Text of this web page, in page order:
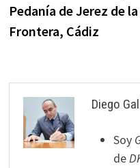
Pedanía de Jerez de la
Frontera, Cádiz
Diego
Soy
de